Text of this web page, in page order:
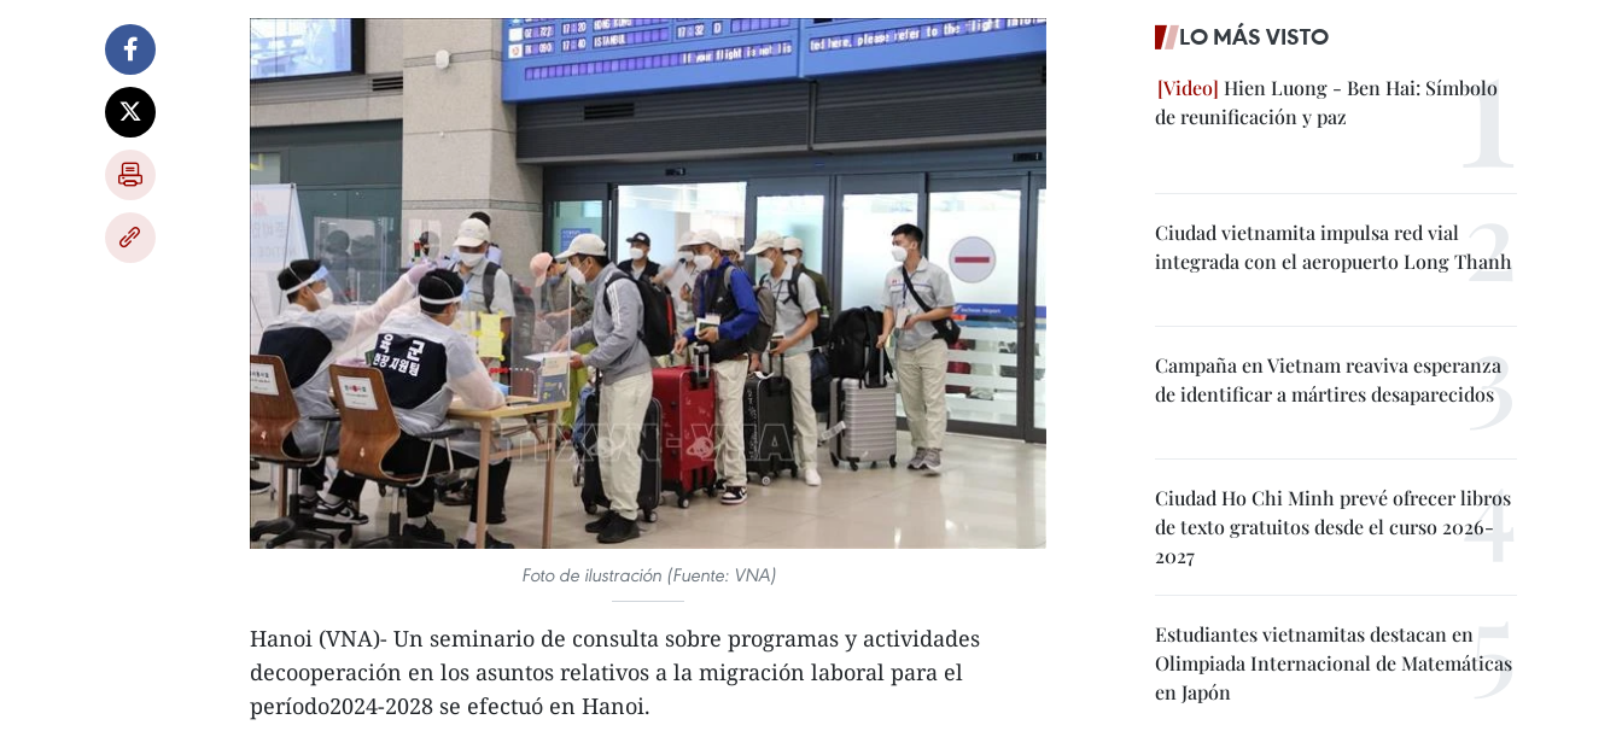
Foto de ilustración (Fuente: VNA)
Hanoi (VNA)- Un seminario de consulta sobre programas y actividades
decooperación en los asuntos relativos a la migración laboral para el
período2024-2028 se efectuó en Hanoi.
LO MÁS VISTO
Hien Luong - Ben Hai: Símbolo
de reunificación y paz
Ciudad vietnamita impulsa red vial
integrada con el aeropuerto Long Thanh
Campaña en Vietnam reaviva esperanza
de identificar a mártires desaparecidos
Ciudad Ho Chi Minh prevé ofrecer libros
de texto gratuitos desde el curso 2026-
2027
Estudiantes vietnamitas destacan en
Olimpiada Internacional de Matemáticas
en Japón